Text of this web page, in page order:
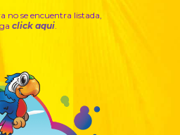
no se encuentra listada,
click aqui.